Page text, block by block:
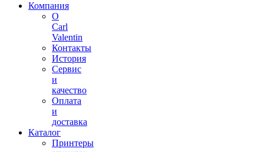
Компания
О
Carl
Valentin
Контакты
История
Сервис
и
качество
Оплата
и
доставка
Каталог
Принтеры